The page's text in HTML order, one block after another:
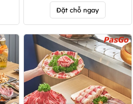
Đặt chỗ ngay